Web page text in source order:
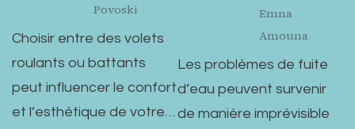
Povoski
Choisir entre des volets
roulants ou battants
peut influencer le confort
et l’esthétique de votre…
Emna
Amouna
Les problèmes de fuite
d’eau peuvent survenir
de manière imprévisible